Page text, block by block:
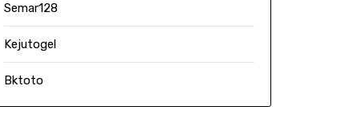
Semar128
Kejutogel
Bktoto